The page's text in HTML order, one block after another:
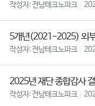
전남테크노파크
5개년(2021-2025) 외부
전남테크노파크
2025년 재단 종합감사
전남테크노파크